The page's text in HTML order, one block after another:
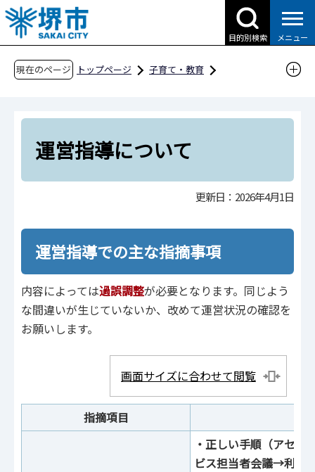
こ
の
ペ
目的別検索 メニュー
現在のページ トップページ
子育て・教育
障害のある子ども
児童福祉法に基づく障害児支援に関する事業者
指定
運営指導について
運営指導について
更新日：2026年4月1日
運営指導での主な指摘事項
内容によっては過誤調整が必要となります。同じよう
な間違いが⽣じていないか、改めて運営状況の確認を
お願いします。
画面サイズに合わせて閲覧
指摘項目
‧正しい⼿順（アセ
ビス担当者会議→利⽤